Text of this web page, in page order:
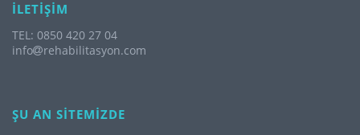
İLETİŞİM
TEL: 0850 420 27 04
info
rehabilitasyon.com
ŞU AN SİTEMİZDE